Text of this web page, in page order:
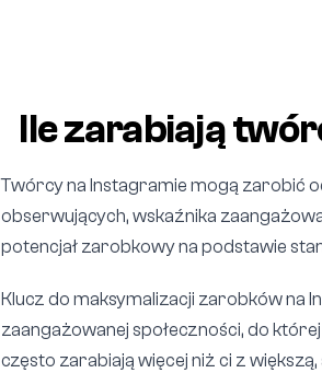
Ile zarabiają
Twórcy na Instagramie mogą zarobić
obserwujących, wskaźnika
potencjał zarobkowy na podstawie
Klucz do maksymalizacji zarobków na
zaangażowanej społeczności, do
często zarabiają więcej niż ci z